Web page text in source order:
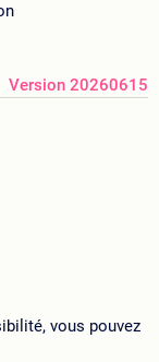
Version 20260615
vous pouvez